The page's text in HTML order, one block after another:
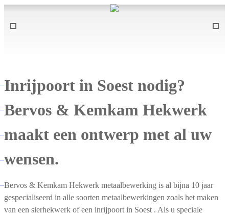
Inrijpoort in Soest nodig?
Bervos & Kemkam Hekwerk
maakt een ontwerp met al uw
wensen.
Bervos & Kemkam Hekwerk metaalbewerking is al bijna 10 jaar
gespecialiseerd in alle soorten metaalbewerkingen zoals het maken
van een sierhekwerk of een inrijpoort in Soest . Als u speciale